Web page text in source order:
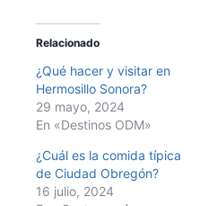
Relacionado
¿Qué hacer y visitar en
Hermosillo Sonora?
29 mayo, 2024
En «Destinos ODM»
¿Cuál es la comida típica
de Ciudad Obregón?
16 julio, 2024